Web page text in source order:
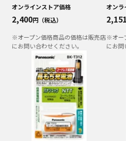
オンラインストア価格
2,400円（税込）
※オープン価格商品の価格は販売店
にお問い合わせください。
オンラ
2,151
※オー
にお問